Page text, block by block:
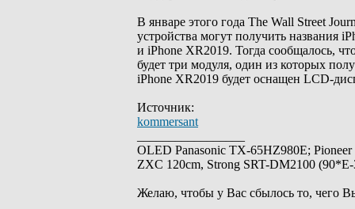
В январе этого года The Wall Street
устройства могут получить названия
и iPhone XR2019. Тогда сообщалось,
будет три модуля, один из которых
iPhone XR2019 будет оснащен LCD-
Источник:
kommersant
OLED Panasonic TX-65HZ980E;
ZXC 120cm, Strong SRT-DM2100
Желаю, чтобы у Вас сбылось то, чего